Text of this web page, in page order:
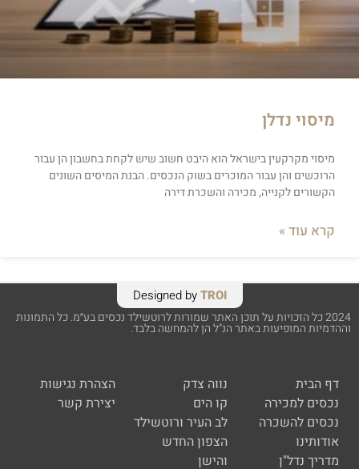
מיסוי נדלן
מיסוי מקרקעין בישראל הוא היבט חשוב שיש לקחת בחשבון הן עבור
הרוכשים והן עבור המוכרים בשוק הנכסים. הבנת המיסים השונים
הקשורים לקנייה, מכירה והשכרת דירה
קרא עוד »
2024 כל הזכויות על תוכן האתר שמורות לרוטשילד נכסים בע״מ. כל התמונות
וההדמיות המופיעות באתר הנ"ל הן להמחשה בלבד.
Designed byTROI
דף הבית
נכסים למכירה
נכסים להשכרה
אודותינו
מדריך נדל"ן
נווה צדק
קו הים
לב העיר ורוטשילד
הצפון החדש
והישן
הצהרת נגישות
יצירת קשר